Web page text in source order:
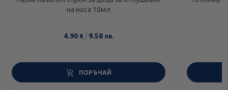
на носа 10мл
4.90 € / 9.58 лв.
ПОРЪЧАЙ